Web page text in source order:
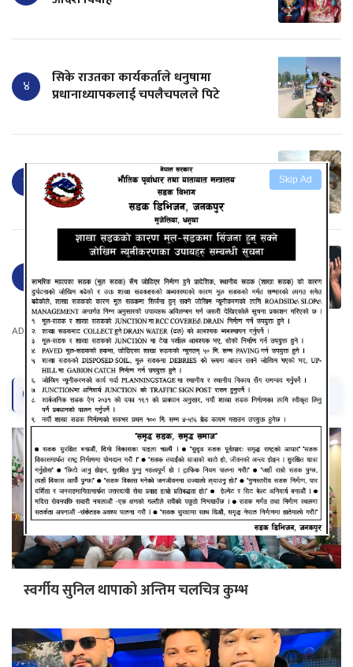
Skip Ad
४
सिके राउतका कार्यकर्ताले धनुषामा
प्रधानाध्यापकलाई चपलैचपलले पिटे
५
लक्ष्मीनियाँमा खेत जोत्ने क्रममा ट्याक्टर पल्टिदा
चालकको मृत्यु
दिन्थे श्रीमान्, एकदिन अचानक….
ADVERTISEMENT
सम्बन्धित समाचार
स्वर्गीय सुनिल थापाको अन्तिम चलचित्र कुम्भ